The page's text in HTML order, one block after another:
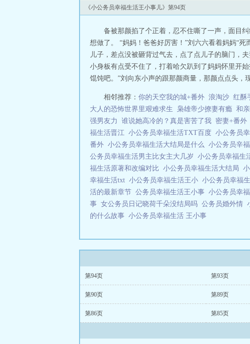
《小公务员幸福生活王小事儿》第94页
备被那颜掐了个正着，忍不住嘶了一声，面目
想做了。 “妈妈！爸爸好厉害！”刘六六看着妈妈“
儿子，差点没被砸背过气去，点了点儿子的脑门，
小身板有点受不住了，打着哈欠趴到了妈妈怀里开
馄饨吧。”刘向东小声的跟那颜商量，那颜点点头
相邻推荐： 你的天空我的城+番外 浪淘沙 红酥
大人的恐怖世界里艰难求生
枭雄帝少撩妻有瘾 和
强男友力
谁说她高冷的？真是害苦了我 密妻+番外
福生活晋江 小公务员幸福生活TXT百度 小公务员
番外 小公务员幸福生活大结局是什么 小公务员辛
公务员幸福生活男主比女主大几岁 小公务员幸福生
福生活原著和改编对比 小公务员幸福生活大结局
幸福生活txt 小公务员幸福生活王小 小公务员幸福
活的最新章节 公务员幸福生活王小事 小公务员幸
事 女公务员日记晓荷千朵没结局吗 公务员婚外情
的什么故事 小公务员幸福生活 王小事
第94页 第93页
第90页 第89页
第86页 第85页